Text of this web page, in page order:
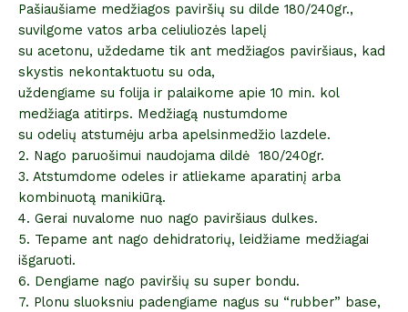
Pašiaušiame medžiagos paviršių su dilde 180/240gr.,
suvilgome vatos arba celiuliozės lapelį
su acetonu, uždedame tik ant medžiagos paviršiaus, kad
skystis nekontaktuotu su oda,
uždengiame su folija ir palaikome apie 10 min. kol
medžiaga atitirps. Medžiagą nustumdome
su odelių atstumėju arba apelsinmedžio lazdele.
2. Nago paruošimui naudojama dildė 180/240gr.
3. Atstumdome odeles ir atliekame aparatinį arba
kombinuotą manikiūrą.
4. Gerai nuvalome nuo nago paviršiaus dulkes.
5. Tepame ant nago dehidratorių, leidžiame medžiagai
išgaruoti.
6. Dengiame nago paviršių su super bondu.
7. Plonu sluoksniu padengiame nagus su “rubber” base,